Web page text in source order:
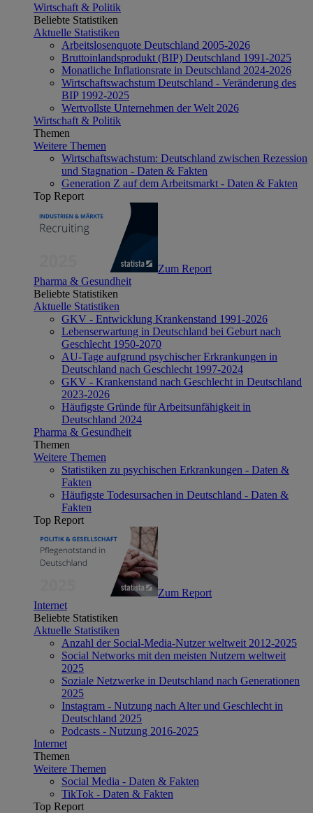
Wirtschaft & Politik
Beliebte Statistiken
Aktuelle Statistiken
Arbeitslosenquote Deutschland 2005-2026
Bruttoinlandsprodukt (BIP) Deutschland 1991-2025
Monatliche Inflationsrate in Deutschland 2024-2026
Wirtschaftswachstum Deutschland - Veränderung des
BIP 1992-2025
Wertvollste Unternehmen der Welt 2026
Wirtschaft & Politik
Themen
Weitere Themen
Wirtschaftswachstum: Deutschland zwischen Rezession
und Stagnation - Daten & Fakten
Generation Z auf dem Arbeitsmarkt - Daten & Fakten
Top Report
Zum Report
Pharma & Gesundheit
Beliebte Statistiken
Aktuelle Statistiken
GKV - Entwicklung Krankenstand 1991-2026
Lebenserwartung in Deutschland bei Geburt nach
Geschlecht 1950-2070
AU-Tage aufgrund psychischer Erkrankungen in
Deutschland nach Geschlecht 1997-2024
GKV - Krankenstand nach Geschlecht in Deutschland
2023-2026
Häufigste Gründe für Arbeitsunfähigkeit in
Deutschland 2024
Pharma & Gesundheit
Themen
Weitere Themen
Statistiken zu psychischen Erkrankungen - Daten &
Fakten
Häufigste Todesursachen in Deutschland - Daten &
Fakten
Top Report
Zum Report
Internet
Beliebte Statistiken
Aktuelle Statistiken
Anzahl der Social-Media-Nutzer weltweit 2012-2025
Social Networks mit den meisten Nutzern weltweit
2025
Soziale Netzwerke in Deutschland nach Generationen
2025
Instagram - Nutzung nach Alter und Geschlecht in
Deutschland 2025
Podcasts - Nutzung 2016-2025
Internet
Themen
Weitere Themen
Social Media - Daten & Fakten
TikTok - Daten & Fakten
Top Report